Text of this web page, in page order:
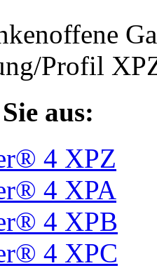
Profil
aus:
4 XPZ
4 XPA
4 XPB
4 XPC